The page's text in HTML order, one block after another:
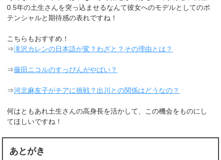
0.5年の土生さんを突っ込ませるなんて彼女へのモデルとしてのポ
テンシャルと期待感の表れですね！
こちらもおすすめ！
⇒滝沢カレンの日本語が変？わざと？その理由とは？
⇒藤田ニコルのすっぴんがやばい？
⇒河北麻友子がチアに挑戦？出川との関係はどうなの？
何はともあれ土生さんの高身長を活かして、この機会をものにし
てほしいですね！
あとがき